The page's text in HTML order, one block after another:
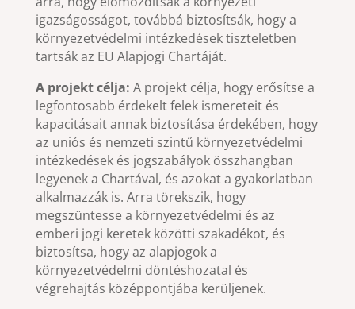
igazságosságot, továbbá biztosítsák, hogy a
környezetvédelmi intézkedések tiszteletben
tartsák az EU Alapjogi Chartáját.
A projekt célja: A projekt célja, hogy erősítse a
legfontosabb érdekelt felek ismereteit és
kapacitásait annak biztosítása érdekében, hogy
az uniós és nemzeti szintű környezetvédelmi
intézkedések és jogszabályok összhangban
legyenek a Chartával, és azokat a gyakorlatban
alkalmazzák is. Arra törekszik, hogy
megszüntesse a környezetvédelmi és az
emberi jogi keretek közötti szakadékot, és
biztosítsa, hogy az alapjogok a
környezetvédelmi döntéshozatal és
végrehajtás középpontjába kerüljenek.